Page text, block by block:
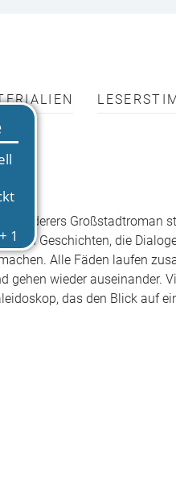
Doderers Großstadtroman
Geschichten, die
Alle Fäden laufen
gehen wieder
das den Blick auf